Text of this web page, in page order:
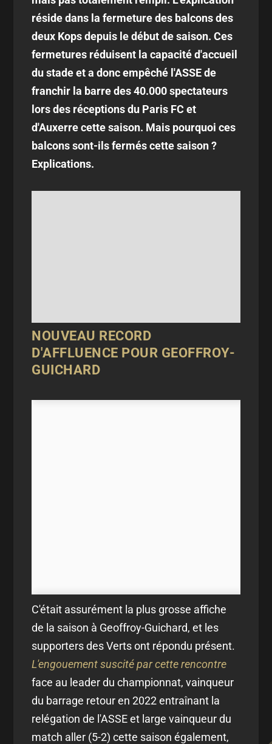
réside dans la fermeture des balcons des
deux Kops depuis le début de saison. Ces
fermetures réduisent la capacité d'accueil
du stade et a donc empêché l'ASSE de
franchir la barre des 40.000 spectateurs
lors des réceptions du Paris FC et
d'Auxerre cette saison. Mais pourquoi ces
balcons sont-ils fermés cette saison ?
Explications.
NOUVEAU RECORD
D'AFFLUENCE POUR GEOFFROY-
GUICHARD
C'était assurément la plus grosse affiche
de la saison à Geoffroy-Guichard, et les
supporters des Verts ont répondu présent.
L'engouement suscité par cette rencontre
face au leader du championnat, vainqueur
du barrage retour en 2022 entraînant la
relégation de l'ASSE et large vainqueur du
match aller (5-2) cette saison également,